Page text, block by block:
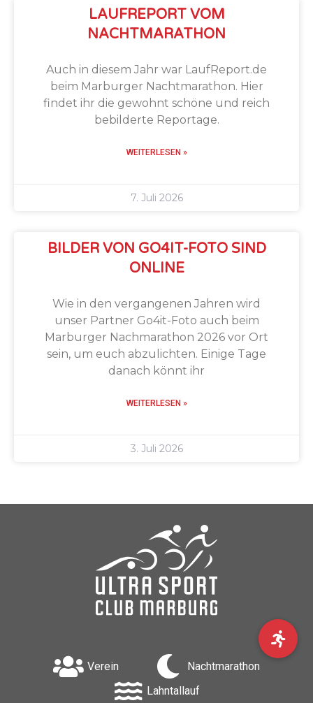
LAUFREPORT VOM
NACHTMARATHON
Auch in diesem Jahr war LaufReport.de
beim Marburger Nachtmarathon. Hier
findet ihr die gewohnt schöne und reich
bebilderte Reportage.
WEITERLESEN »
7. Juli 2026
BILDER VON GO4IT-FOTO SIND
ONLINE
Wie in den vergangenen Jahren wird
unser Partner Go4it-Foto auch beim
Marburger Nachmarathon 2026 vor Ort
sein, um euch abzulichten. Einige Tage
danach könnt ihr
WEITERLESEN »
3. Juli 2026
Verein
Nachtmarathon
Lahntallauf